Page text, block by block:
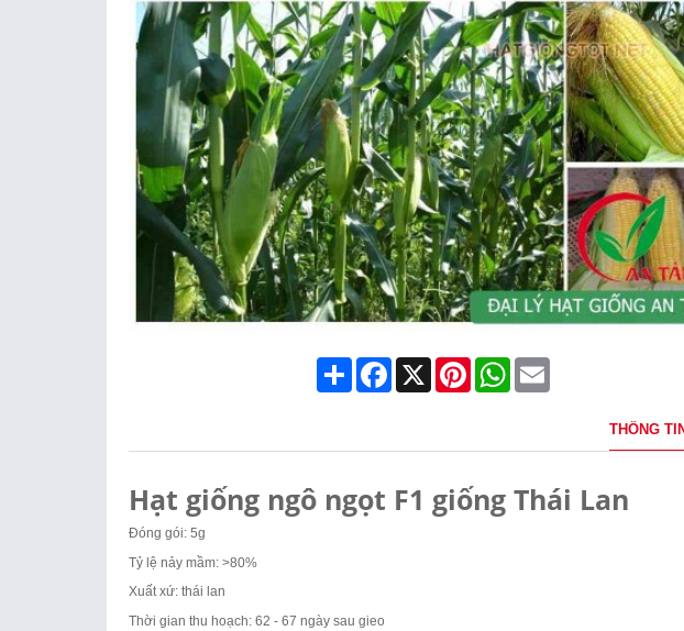
Share Facebook
X PinterestWhatsApp
THÔNG
Hạt giống ngô ngọt F1 giống Thái Lan
Đóng gói: 5g
Tỷ lệ nảy mầm: >80%
Xuất xứ: thái lan
Thời gian thu hoạch: 62 - 67 ngày sau gieo